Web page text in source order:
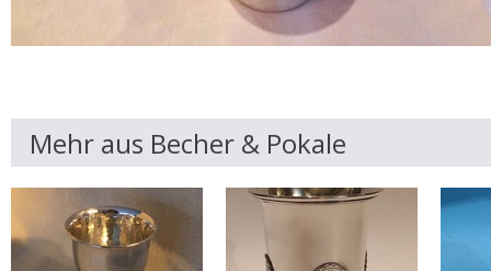
Mehr aus Becher & Pokale